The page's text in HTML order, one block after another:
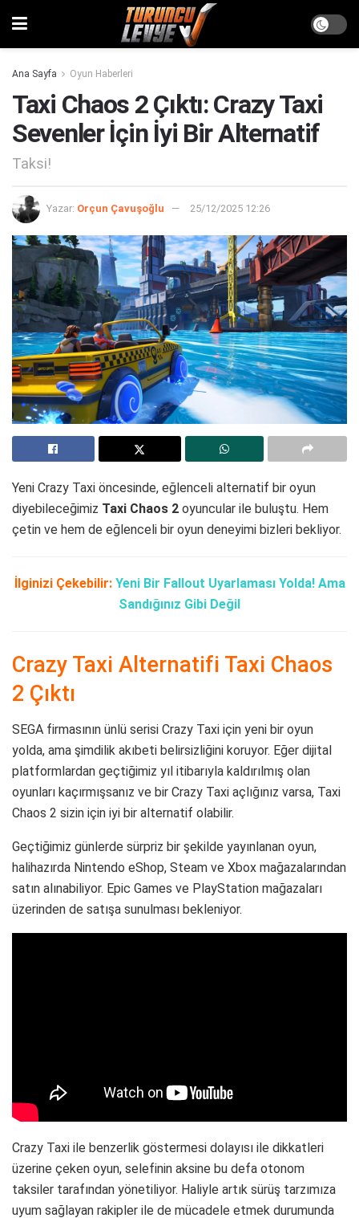
Ana Sayfa Oyun Haberleri
Taxi Chaos 2 Çıktı: Crazy Taxi
Sevenler İçin İyi Bir Alternatif
Taksi!
Yazar: Orçun Çavuşoğlu 25/12/2025 12:26
Yeni Crazy Taxi öncesinde, eğlenceli alternatif bir oyun
diyebileceğimiz Taxi Chaos 2 oyuncular ile buluştu. Hem
çetin ve hem de eğlenceli bir oyun deneyimi bizleri bekliyor.
İlginizi Çekebilir: Yeni Bir Fallout Uyarlaması Yolda! Ama
Sandığınız Gibi Değil
Crazy Taxi Alternatifi Taxi Chaos
2 Çıktı
SEGA firmasının ünlü serisi Crazy Taxi için yeni bir oyun
yolda, ama şimdilik akıbeti belirsizliğini koruyor. Eğer dijital
platformlardan geçtiğimiz yıl itibarıyla kaldırılmış olan
oyunları kaçırmışsanız ve bir Crazy Taxi açlığınız varsa, Taxi
Chaos 2 sizin için iyi bir alternatif olabilir.
Geçtiğimiz günlerde sürpriz bir şekilde yayınlanan oyun,
halihazırda Nintendo eShop, Steam ve Xbox mağazalarından
satın alınabiliyor. Epic Games ve PlayStation mağazaları
üzerinden de satışa sunulması bekleniyor.
Crazy Taxi ile benzerlik göstermesi dolayısı ile dikkatleri
üzerine çeken oyun, selefinin aksine bu defa otonom
taksiler tarafından yönetiliyor. Haliyle artık sürüş tarzımıza
uyum sağlayan rakipler ile de mücadele etmek durumunda